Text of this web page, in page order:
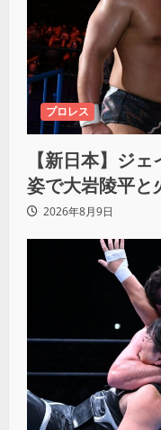
プロレス
【新日本】ジ
姿で大岩陵平と
れてたもの思い
2026年8月9日